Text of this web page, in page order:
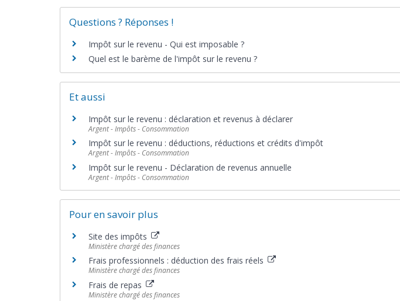
Questions ? Réponses !
Impôt sur le revenu - Qui est imposable ?
Quel est le barème de l'impôt sur le revenu ?
Et aussi
Impôt sur le revenu : déclaration et revenus à déclarer
Argent - Impôts - Consommation
Impôt sur le revenu : déductions, réductions et crédits d'impôt
Argent - Impôts - Consommation
Impôt sur le revenu - Déclaration de revenus annuelle
Argent - Impôts - Consommation
Pour en savoir plus
Site des impôts
Ministère chargé des finances
Frais professionnels : déduction des frais réels
Ministère chargé des finances
Frais de repas
Ministère chargé des finances